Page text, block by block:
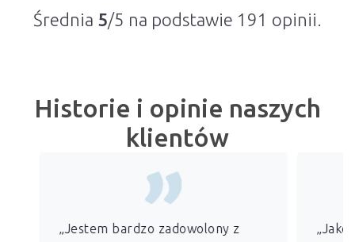
Średnia 5/5 na podstawie 191 opinii.
Historie i opinie naszych
klientów
„Jestem bardzo zadowolony z
„Jako